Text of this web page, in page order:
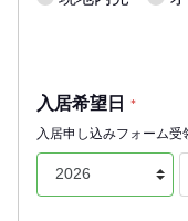
入居希望日 *
入居申し込みフォーム受